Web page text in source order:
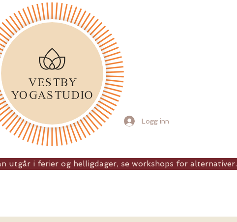
Logg inn
utgår i ferier og helligdager, se workshops for alternativer.